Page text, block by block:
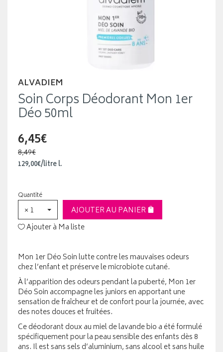
ALVADIEM
Soin Corps Déodorant Mon 1er
Déo 50ml
6,45€
8,49€
129,00€/litrel.
Quantité
× 1
AJOUTER AU PANIER
Ajouter à Ma liste
Mon 1er Déo Soin lutte contre les mauvaises odeurs
chez l’enfant et préserve le microbiote cutané.
À l’apparition des odeurs pendant la puberté, Mon 1er
Déo Soin accompagne les juniors en apportant une
sensation de fraîcheur et de confort pour la journée, avec
des notes douces et fruitées.
Ce déodorant doux au miel de lavande bio a été formulé
spécifiquement pour la peau sensible des enfants dès 8
ans. Il est sans sels d’aluminium, sans alcool et sans huile